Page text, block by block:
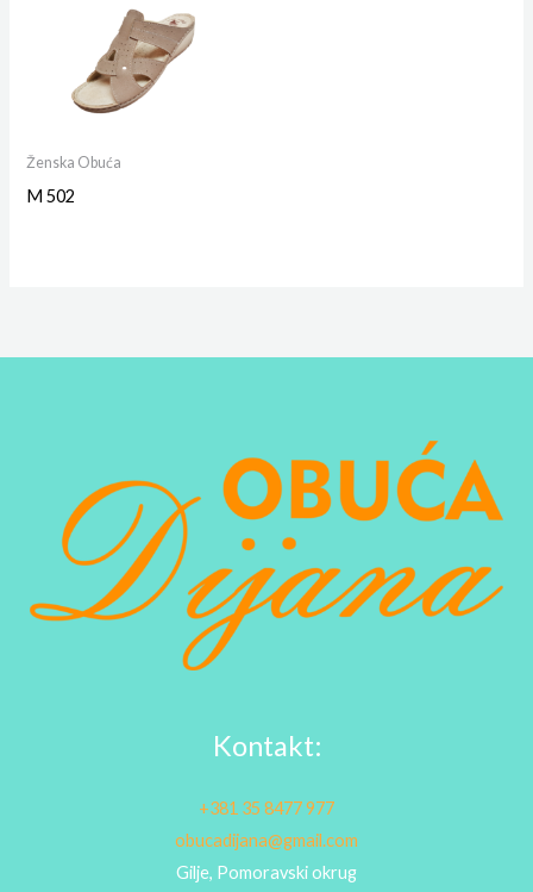
Ženska Obuća
M 502
Kontakt:
+381 35 8477 977
obucadijana@gmail.com
Gilje, Pomoravski okrug